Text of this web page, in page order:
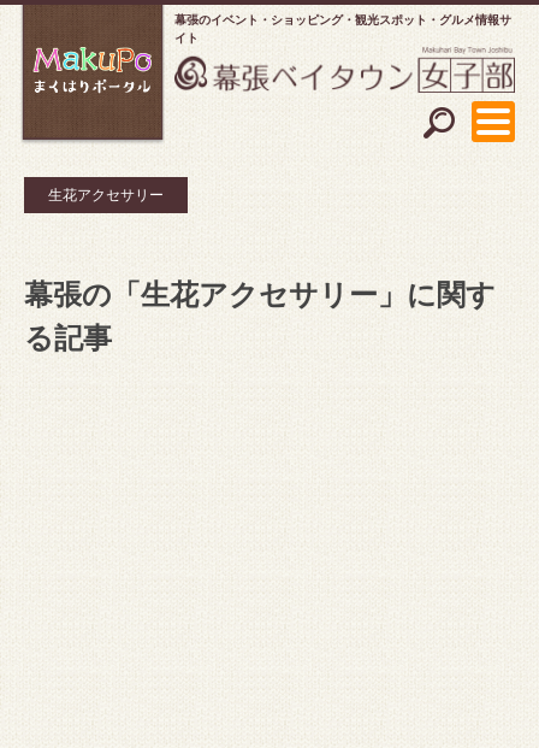
幕張のイベント・ショッピング
観光スポット・グルメ情報サ
イト
生花アクセサリー
幕張の「生花アクセサリー」に関す
る記事